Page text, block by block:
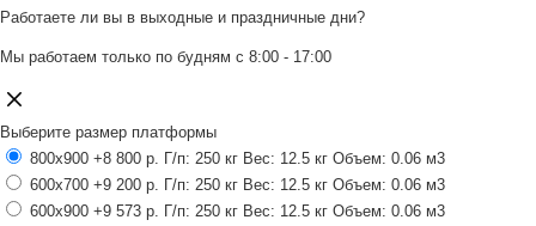
Работаете ли вы в выходные и праздничные дни?
Мы работаем только по будням с 8:00 - 17:00
Выберите размер платформы
800x900 +8 800 р. Г/п: 250 кг Вес: 12.5 кг Объем: 0.06 м3
600x700 +9 200 р. Г/п: 250 кг Вес: 12.5 кг Объем: 0.06 м3
600x900 +9 573 р. Г/п: 250 кг Вес: 12.5 кг Объем: 0.06 м3